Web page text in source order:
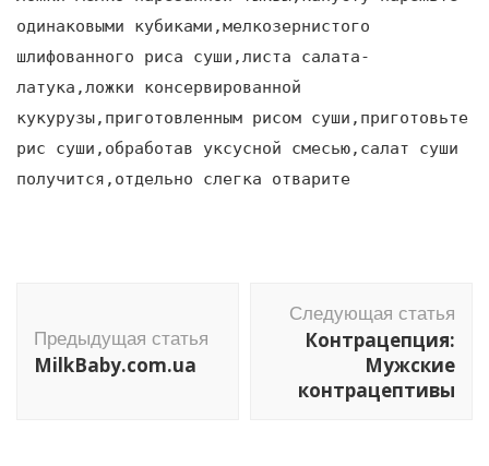
одинаковыми кубиками,мелкозернистого
шлифованного риса суши,листа салата-
латука,ложки консервированной
кукурузы,приготовленным рисом суши,приготовьте
рис суши,обработав уксусной смесью,салат суши
получится,отдельно слегка отварите
по
записям
Предыдущая статья
MilkBaby.com.ua
Следующая статья
Контрацепция:
Мужские
контрацептивы